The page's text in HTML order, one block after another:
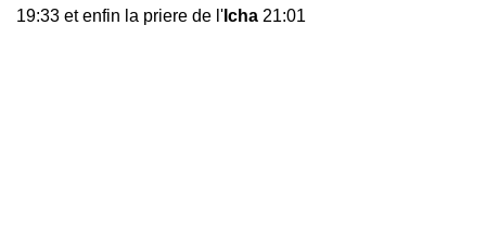
19:33 et enfin la priere de l' Icha 21:01